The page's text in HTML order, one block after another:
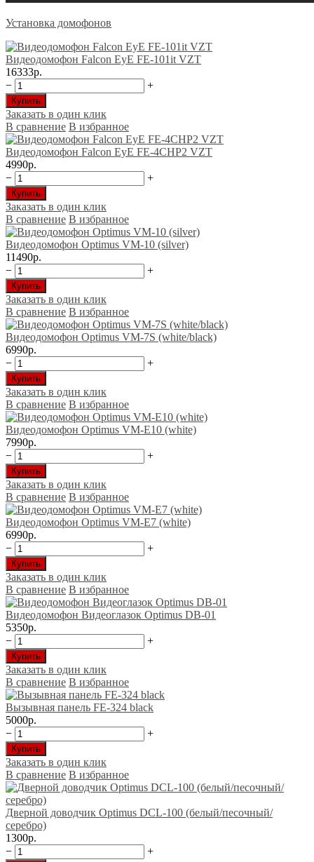
Установка домофонов
Видеодомофон Falcon EyE FE-101it VZT
16333р.
−
+
Купить
Заказать в один клик
В сравнение В избранное
Видеодомофон Falcon EyE FE-4CHP2 VZT
4990р.
−
+
Купить
Заказать в один клик
В сравнение В избранное
Видеодомофон Optimus VM-10 (silver)
11490р.
−
+
Купить
Заказать в один клик
В сравнение В избранное
Видеодомофон Optimus VM-7S (white/black)
6990р.
−
+
Купить
Заказать в один клик
В сравнение В избранное
Видеодомофон Optimus VM-E10 (white)
7990р.
−
+
Купить
Заказать в один клик
В сравнение В избранное
Видеодомофон Optimus VM-E7 (white)
6990р.
−
+
Купить
Заказать в один клик
В сравнение В избранное
Видеодомофон Видеоглазок Optimus DB-01
5350р.
−
+
Купить
Заказать в один клик
В сравнение В избранное
Вызывная панель FE-324 black
5000р.
−
+
Купить
Заказать в один клик
В сравнение В избранное
Дверной доводчик Optimus DCL-100 (белый/песочный/
серебро)
1300р.
−
+